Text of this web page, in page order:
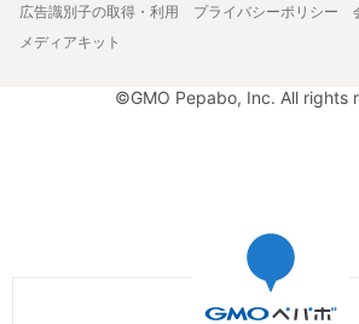
広告識別子の取得・利用
プライバシーポリシー
メディアキット
©GMO Pepabo, Inc. All rights